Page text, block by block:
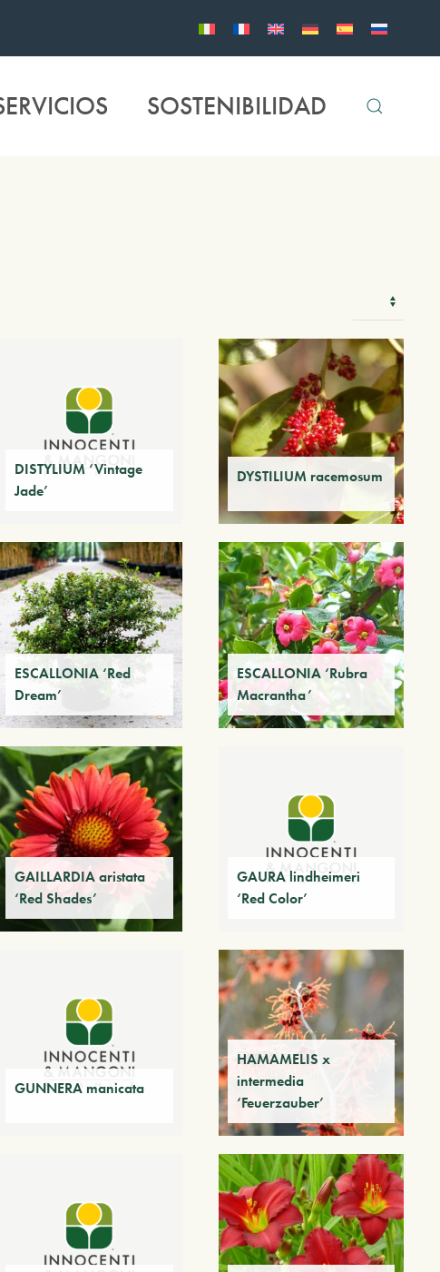
SOSTENIBILIDAD
DISTYLIUM ‘Vintage
Jade’
DYSTILIUM racemosum
ESCALLONIA ‘Red
Dream’
ESCALLONIA ‘Rubra
Macrantha’
GAILLARDIA aristata
‘Red Shades’
GAURA lindheimeri
‘Red Color’
GUNNERA manicata
HAMAMELIS x
intermedia
‘Feuerzauber’